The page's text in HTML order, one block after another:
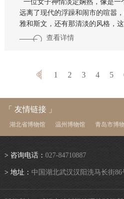
远离了现代的浮躁和闹市的喧嚣
雅和斯文，还有那清淡的风格，
书》中所描绘的形象，表达了画
国美术家协会藏书票研究会副主
舰》，以银灰色为主色调，从全
大禹文化博物馆）联合荆楚
查看详情
1 2 3 4 5
「 友情链接 」
湖北省博物馆 温州博物馆 青岛市博
河南博物院 湖南省博物馆
中国国家博物馆 故宫博物院 中国文
> 咨询电话： 027-84710887
> 地址： 中国湖北武汉汉阳洗马长街86